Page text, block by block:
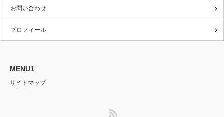
お問い合わせ
プロフィール
MENU1
サイトマップ